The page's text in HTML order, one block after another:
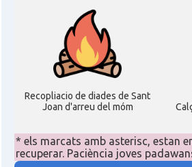
Recopliacio de diades de Sant
Joan d'arreu del móm
* els marcats amb asterisc, estan
recuperar. Paciència joves